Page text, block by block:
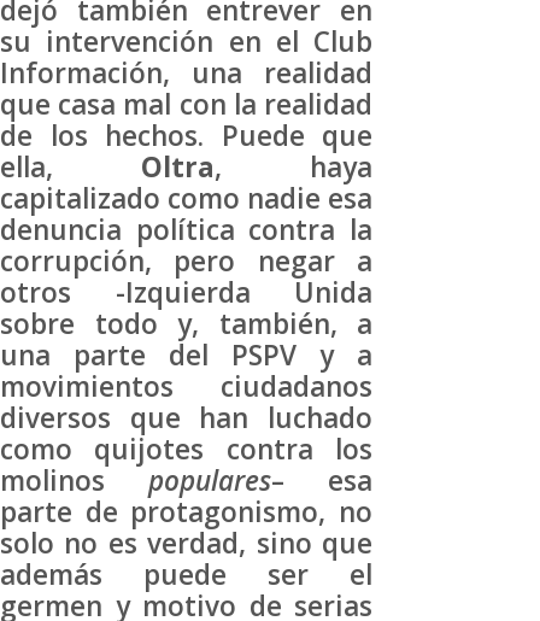
dejó también entrever en
su intervención en el Club
Información, una realidad
que casa mal con la realidad
de los hechos. Puede que
ella, Oltra, haya
capitalizado como nadie esa
denuncia política contra la
corrupción, pero negar a
otros -Izquierda Unida
sobre todo y, también, a
una parte del PSPV y a
movimientos ciudadanos
diversos que han luchado
como quijotes contra los
molinospopulares– esa
parte de protagonismo, no
solo no es verdad, sino que
además puede ser el
germen y motivo de serias